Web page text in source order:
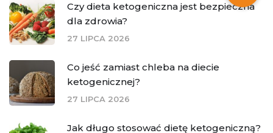
Czy dieta ketogeniczna jest bezpieczna
dla zdrowia?
27 LIPCA 2026
Co jeść zamiast chleba na diecie
ketogenicznej?
27 LIPCA 2026
Jak długo stosować dietę ketogeniczną?